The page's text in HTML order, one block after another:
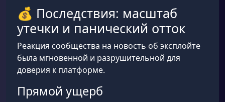
💰 Последствия: масштаб
утечки и панический отток
Реакция сообщества на новость об эксплойте
была мгновенной и разрушительной для
доверия к платформе.
Прямой ущерб